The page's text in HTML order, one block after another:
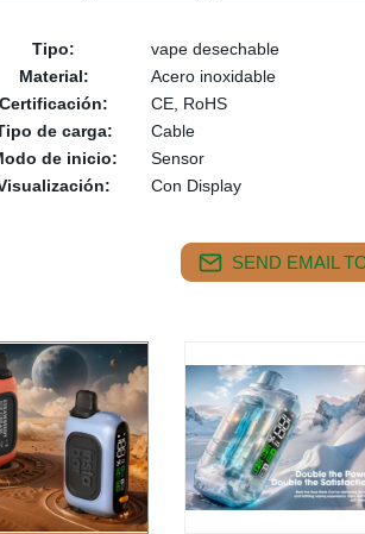
Tipo:
vape desechable
Material:
Acero inoxidable
Certificación:
CE, RoHS
de carga:
Cable
de inicio:
Sensor
Con Display
SEND EMAIL